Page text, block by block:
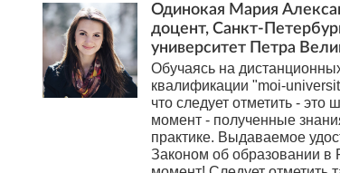
Одинокая Мария
доцент, Санкт-
университет Петра
Обучаясь на
квалификации "moi-
что следует отметить -
момент - полученные
практике. Выдаваемое
Законом об образовании